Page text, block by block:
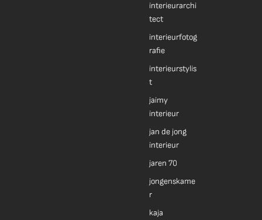
interieurarchi
tect
interieurfotog
rafie
interieurstylis
t
jaimy
interieur
jan de jong
interieur
jaren 70
jongenskame
r
kaja